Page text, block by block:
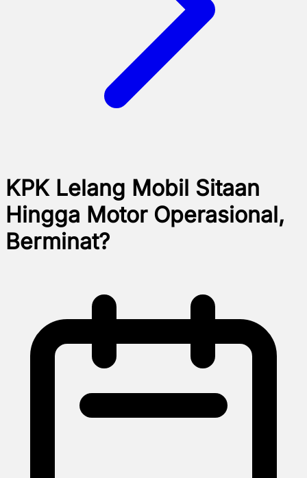
KPK Lelang Mobil Sitaan
Hingga Motor Operasional,
Berminat?